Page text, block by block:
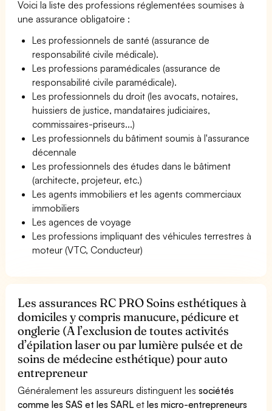
Voici la liste des professions réglementées soumises à
une assurance obligatoire :
Les professionnels de santé (assurance de
responsabilité civile médicale).
Les professions paramédicales (assurance de
responsabilité civile paramédicale).
Les professionnels du droit (les avocats, notaires,
huissiers de justice, mandataires judiciaires,
commissaires-priseurs...)
Les professionnels du bâtiment soumis à l'assurance
décennale
Les professionnels des études dans le bâtiment
(architecte, projeteur, etc.)
Les agents immobiliers et les agents commerciaux
immobiliers
Les agences de voyage
Les professions impliquant des véhicules terrestres à
moteur (VTC, Conducteur)
Les assurances RC PRO Soins esthétiques à
domiciles y compris manucure, pédicure et
onglerie (A l’exclusion de toutes activités
d’épilation laser ou par lumière pulsée et de
soins de médecine esthétique) pour auto
entrepreneur
Généralement les assureurs distinguent lessociétés
comme les SAS et les SARL etles micro-entrepreneurs